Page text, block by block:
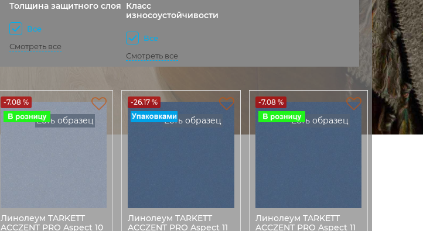
Толщина защитного слоя
Все
Смотреть все
Класс
износоустойчивости
Все
Смотреть все
-7.08 %
Есть образец
Линолеум TARKETT
ACCZENT PRO Aspect 10
-26.17 %
Есть образец
Линолеум TARKETT
ACCZENT PRO Aspect 11
-7.08 %
Есть образец
Линолеум TARKETT
ACCZENT PRO Aspect 11